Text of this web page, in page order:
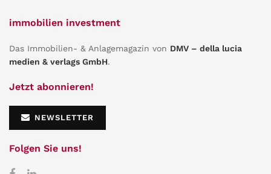
immobilien investment
Das Immobilien- & Anlagemagazin von DMV – della lucia
medien & verlags GmbH.
Jetzt abonnieren!
NEWSLETTER
Folgen Sie uns!